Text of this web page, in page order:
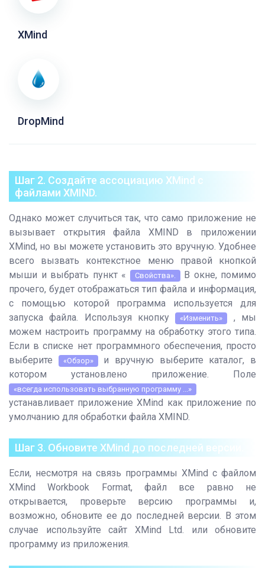
XMind
DropMind
Шаг 2. Создайте ассоциацию XMind с
файлами XMIND.
Однако может случиться так, что само приложение не
вызывает открытия файла XMIND в приложении
XMind, но вы можете установить это вручную. Удобнее
всего вызвать контекстное меню правой кнопкой
мыши и выбрать пункт «
Свойства». В окне, помимо
прочего, будет отображаться тип файла и информация,
с помощью которой программа используется для
запуска файла. Используя кнопку «Изменить»
, мы
можем настроить программу на обработку этого типа.
Если в списке нет программного обеспечения, просто
выберите
«Обзор» и вручную выберите каталог, в
котором установлено приложение. Поле
«всегда использовать выбранную программу ...»
устанавливает приложение XMind как приложение по
умолчанию для обработки файла XMIND.
Шаг 3. Обновите XMind до последней версии.
Если, несмотря на связь программы XMind с файлом
XMind Workbook Format, файл все равно не
открывается, проверьте версию программы и,
возможно, обновите ее до последней версии. В этом
случае используйте сайт XMind Ltd. или обновите
программу из приложения.